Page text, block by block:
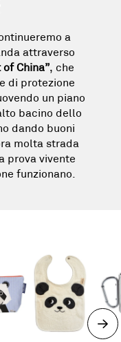
a
attraverso
China”, che
di protezione
un piano
bacino dello
dando buoni
molta strada
prova vivente
funzionano.